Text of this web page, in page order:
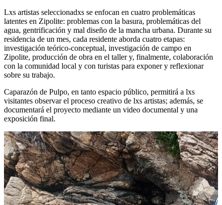
Lxs artistas seleccionadxs se enfocan en cuatro problemáticas
latentes en Zipolite: problemas con la basura, problemáticas del
agua, gentrificación y mal diseño de la mancha urbana. Durante su
residencia de un mes, cada residente aborda cuatro etapas:
investigación teórico-conceptual, investigación de campo en
Zipolite, producción de obra en el taller y, finalmente, colaboración
con la comunidad local y con turistas para exponer y reflexionar
sobre su trabajo.
Caparazón de Pulpo, en tanto espacio público, permitirá a lxs
visitantes observar el proceso creativo de lxs artistas; además, se
documentará el proyecto mediante un video documental y una
exposición final.